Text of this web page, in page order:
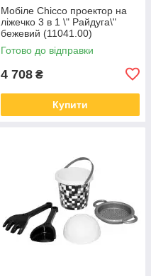
Мобіле Chicco проектор на
ліжечко 3 в 1 \" Райдуга\"
бежевий (11041.00)
Готово до відправки
4 708 ₴
Купити